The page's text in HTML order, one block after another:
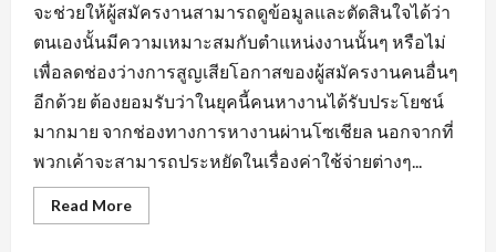
จะช่วยให้ผู้สมัครงานสามารถดูข้อมูลและตัดสินใจได้ว่า
ตนเองนั้นมีความเหมาะสมกับตำแหน่งงานนั้นๆ หรือไม่
เพื่อลดช่องว่างการสูญเสียโอกาสของผู้สมัครงานคนอื่นๆ
อีกด้วย ต้องยอมรับว่าในยุคนี้คนหางานได้รับประโยชน์
มากมาย จากช่องทางการหางานผ่านโซเชียล นอกจากที่
พวกเค้าจะสามารถประหยัดในเรื่องค่าใช้จ่ายต่างๆ...
Read MoreRead
more